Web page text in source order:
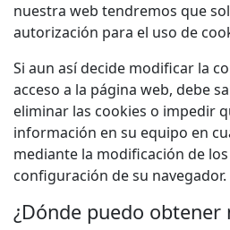
nuestra web tendremos que
autorización para el uso de
Si aun así decide modificar la
acceso a la página web, debe
eliminar las cookies o impedir
información en su equipo en
mediante la modificación de
configuración de su navegador.
¿Dónde puedo obtener